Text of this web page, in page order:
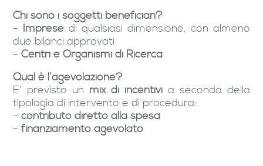
Chi sono i soggetti beneficiari?
- Imprese di qualsiasi dimensione, con almeno
due bilanci approvati
-Centri e Organismi di Ricerca
Qual è l’agevolazione?
E’ previsto un mix di incentivi a seconda della
tipologia di intervento e di procedura:
-contributo diretto alla spesa
-finanziamento agevolato